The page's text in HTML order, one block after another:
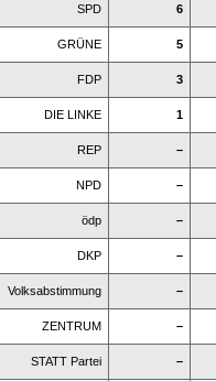
SPD 6
GRÜNE 5
FDP 3
DIE LINKE 1
REP –
NPD –
ödp –
DKP –
Volksabstimmung –
ZENTRUM –
STATT Partei –